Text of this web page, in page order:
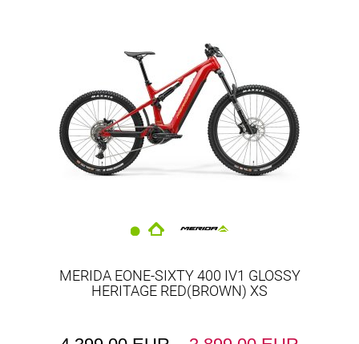
MERIDA EONE-SIXTY 400 IV1 GLOSSY
HERITAGE RED(BROWN) XS